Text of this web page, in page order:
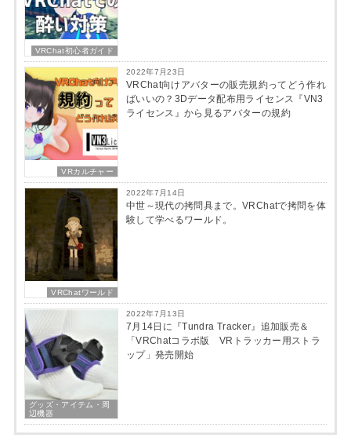
VRChat初心者ガイド
VRカルチャー
2022年7月23日
VRChat向けアバターの販売規約ってどう作れ
ばいいの？3Dデータ配布用ライセンス『VN3
ライセンス』から見るアバターの規約
VRChatワールド
2022年7月14日
中世～現代の拷問具まで。VRChatで拷問を体
験して学べるワールド。
グッズ・アイテム・周
辺機器
2022年7月13日
7月14日に『Tundra Tracker』追加販売＆
「VRChatコラボ版 VRトラッカー用ストラ
ップ」発売開始